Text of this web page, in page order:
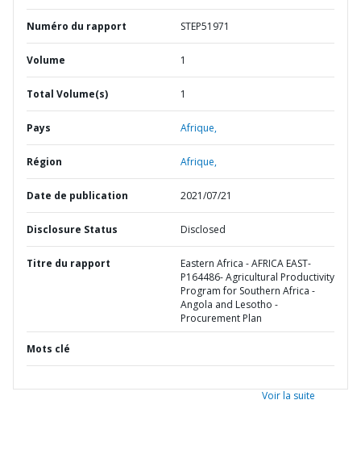
Numéro du rapport STEP51971
Volume 1
Total Volume(s) 1
Pays Afrique,
Région Afrique,
Date de publication 2021/07/21
Disclosure Status Disclosed
Titre du rapport
Eastern Africa - AFRICA EAST-
P164486- Agricultural Productivity
Program for Southern Africa -
Angola and Lesotho -
Procurement Plan
Mots clé
Voir la suite